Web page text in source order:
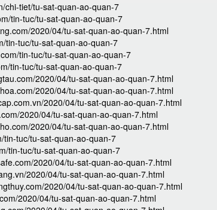
chi-tiet/tu-sat-quan-ao-quan-7
tin-tuc/tu-sat-quan-ao-quan-7
2020/04/tu-sat-quan-ao-quan-7.html
tin-tuc/tu-sat-quan-ao-quan-7
tin-tuc/tu-sat-quan-ao-quan-7
tin-tuc/tu-sat-quan-ao-quan-7
2020/04/tu-sat-quan-ao-quan-7.html
2020/04/tu-sat-quan-ao-quan-7.html
2020/04/tu-sat-quan-ao-quan-7.html
2020/04/tu-sat-quan-ao-quan-7.html
2020/04/tu-sat-quan-ao-quan-7.html
tin-tuc/tu-sat-quan-ao-quan-7
tin-tuc/tu-sat-quan-ao-quan-7
2020/04/tu-sat-quan-ao-quan-7.html
2020/04/tu-sat-quan-ao-quan-7.html
2020/04/tu-sat-quan-ao-quan-7.html
2020/04/tu-sat-quan-ao-quan-7.html